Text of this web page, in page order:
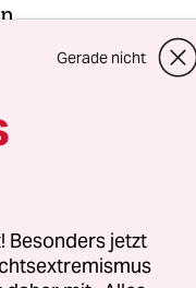
Gerade nicht
Besonders jetzt